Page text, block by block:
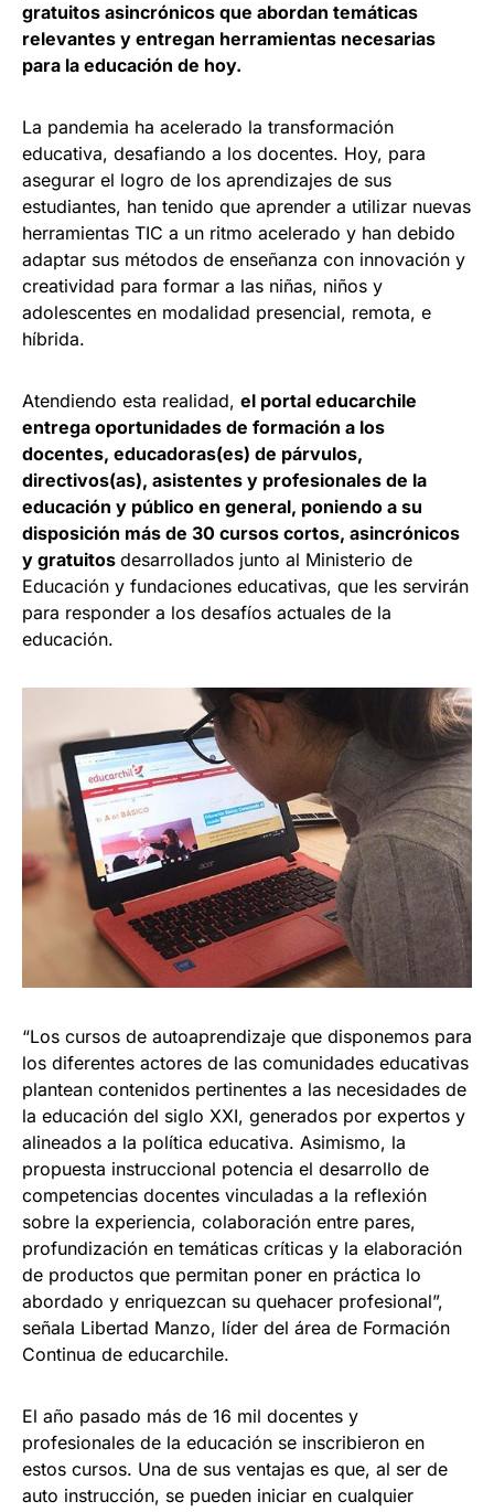
gratuitos asincrónicos que abordan temáticas
relevantes y entregan herramientas necesarias
para la educación de hoy.
La pandemia ha acelerado la transformación
educativa, desafiando a los docentes. Hoy, para
asegurar el logro de los aprendizajes de sus
estudiantes, han tenido que aprender a utilizar nuevas
herramientas TIC a un ritmo acelerado y han debido
adaptar sus métodos de enseñanza con innovación y
creatividad para formar a las niñas, niños y
adolescentes en modalidad presencial, remota, e
híbrida.
Atendiendo esta realidad, el portal educarchile
entrega oportunidades de formación a los
docentes, educadoras(es) de párvulos,
directivos(as), asistentes y profesionales de la
educación y público en general, poniendo a su
disposición más de 30 cursos cortos, asincrónicos
y gratuitos desarrollados junto al Ministerio de
Educación y fundaciones educativas, que les servirán
para responder a los desafíos actuales de la
educación.
“Los cursos de autoaprendizaje que disponemos para
los diferentes actores de las comunidades educativas
plantean contenidos pertinentes a las necesidades de
la educación del siglo XXI, generados por expertos y
alineados a la política educativa. Asimismo, la
propuesta instruccional potencia el desarrollo de
competencias docentes vinculadas a la reflexión
sobre la experiencia, colaboración entre pares,
profundización en temáticas críticas y la elaboración
de productos que permitan poner en práctica lo
abordado y enriquezcan su quehacer profesional”,
señala Libertad Manzo, líder del área de Formación
Continua de educarchile.
El año pasado más de 16 mil docentes y
profesionales de la educación se inscribieron en
estos cursos. Una de sus ventajas es que, al ser de
auto instrucción, se pueden iniciar en cualquier